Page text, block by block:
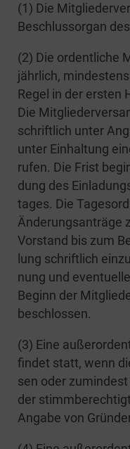
(1) Die
Beschluss­or­gan
(2) Die ordent­li­che
jähr­lich,
Regel in der ers­ten
Die
schrift­lich unter
unter Ein­hal­tung
ru­fen. Die Frist
dung des
ta­ges. Die
Ände­rungs­an­trä­ge
Vor­stand bis zum
lung schrift­lich
nung und
Beginn der
beschlossen.
(3) Eine
fin­det statt, wenn
sen oder
der
Anga­be von